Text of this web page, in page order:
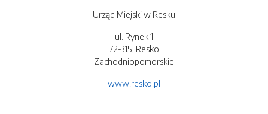
Urząd Miejski w Resku
ul. Rynek 1
72-315, Resko
Zachodniopomorskie
www.resko.pl